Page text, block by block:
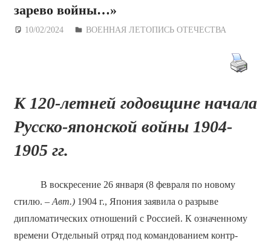
зарево войны…»
10/02/2024 Дежурный по Редакции
ВОЕННАЯ ЛЕТОПИСЬ ОТЕЧЕСТВА
К 120-летней годовщине начала
Русско-японской войны 1904-
1905 гг.
В воскресение 26 января (8 февраля по новому
стилю. – Авт.)1904 г., Япония заявила о разрыве
дипломатических отношений с Россией. К означенному
времени Отдельный отряд под командованием контр-